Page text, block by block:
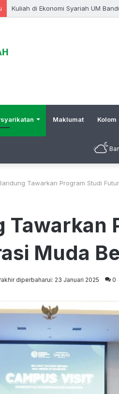
Kuliah di Ekonomi Syariah UM
Maklumat Kolom
Tawarkan Program Studi
Tawarkan
Muda
diperbaharui: 23 Januari 2025 0